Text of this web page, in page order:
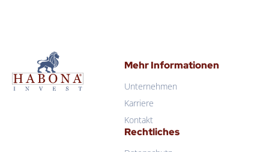
Habona Invest GmbH
Mehr Informationen
Unternehmen
Karriere
Kontakt
Rechtliches